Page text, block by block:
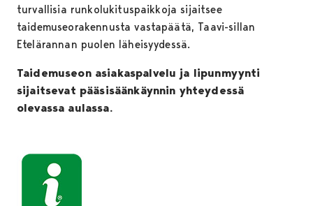
turvallisia runkolukituspaikkoja sijaitsee
taidemuseorakennusta vastapäätä, Taavi-sillan
Etelärannan puolen läheisyydessä.
Taidemuseon asiakaspalvelu ja lipunmyynti
sijaitsevat pääsisäänkäynnin yhteydessä
olevassa aulassa.